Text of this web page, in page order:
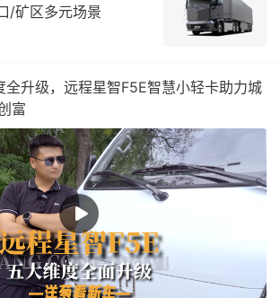
/矿区多元场景
全升级，远程星智F5E智慧小轻卡助力城
富